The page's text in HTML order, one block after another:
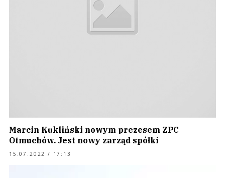
Marcin Kukliński nowym prezesem ZPC
Otmuchów. Jest nowy zarząd spółki
15.07.2022 / 17:13